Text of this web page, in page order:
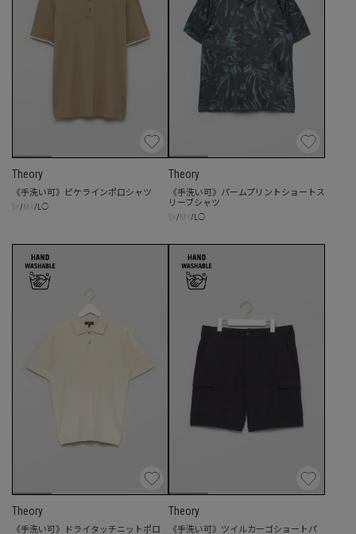
Theory
《手洗い可》ピケラインポロシャツ
/ / L◯
Theory
《手洗い可》パームプリントショートス
リーブシャツ
/ / L◯
Theory
《手洗い可》ドライタッチニットポロ
Theory
《手洗い可》ツイルカーゴショートパ